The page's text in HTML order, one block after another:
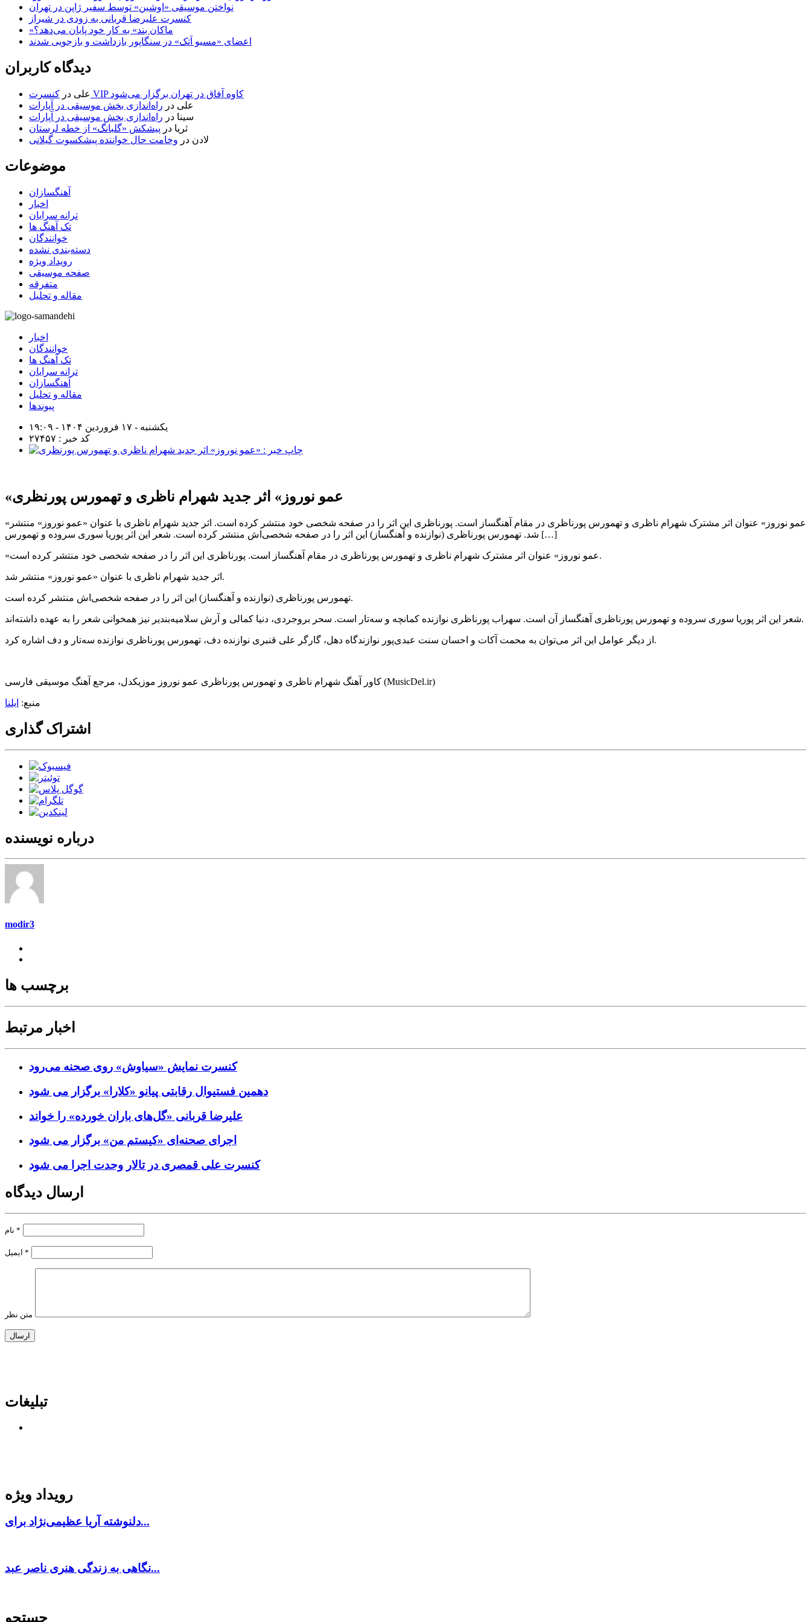
نواختن موسیقی «اوشین» توسط سفیر ژاپن در تهران
کنسرت علیرضا قربانی به زودی در شیراز
«ماکان بند» به کار خود پایان می‌دهد؟
اعضای «مسیو اَتک» در سنگاپور بازداشت و بازجویی شدند
دیدگاه کاربران
علی در
کنسرت VIP کاوه آفاق در تهران برگزار می‌شود
علی در راه‌اندازی بخش موسیقی در آپارات
سینا در راه‌اندازی بخش موسیقی در آپارات
ثریا در پیشکش «گلبانگ» از خطه لرستان
لادن در وخامت حال خواننده پیشکسوت گیلانی
موضوعات
آهنگسازان
اخبار
ترانه سرایان
تک آهنگ ها
خوانندگان
دسته‌بندی نشده
رویداد ویژه
صفحه موسیقی
متفرقه
مقاله و تحلیل
اخبار
خوانندگان
تک آهنگ ها
ترانه سرایان
آهنگسازان
مقاله و تحلیل
پیوندها
یکشنبه - ۱۷ فروردین ۱۴۰۴ - ۱۹:۰۹
کد خبر : ۲۷۴۵۷
«عمو نوروز» اثر جدید شهرام ناظری و تهمورس پورنظری
«عمو نوروز» عنوان اثر مشترک شهرام ناظری و تهمورس پورناظری در مقام آهنگساز است. پورناظری این اثر را در صفحه شخصی خود منتشر کرده است. اثر جدید شهرام ناظری با عنوان «عمو نوروز» منتشر
شد. تهمورس پورناظری (نوازنده و آهنگساز) این اثر را در صفحه شخصی‌اش منتشر کرده است. شعر این اثر پوریا سوری سروده و تهمورس […]
«عمو نوروز» عنوان اثر مشترک شهرام ناظری و تهمورس پورناظری در مقام آهنگساز است. پورناظری این اثر را در صفحه شخصی خود منتشر کرده است.
اثر جدید شهرام ناظری با عنوان «عمو نوروز» منتشر شد.
تهمورس پورناظری (نوازنده و آهنگساز) این اثر را در صفحه شخصی‌اش منتشر کرده است.
شعر این اثر پوریا سوری سروده و تهمورس پورناظری آهنگساز آن است. سهراب پورناظری نوازنده کمانچه و سه‌تار است. سحر بروجردی، دنیا کمالی و آرش سلامیه‌بندیر نیز همخوانی شعر را به عهده داشته‌اند.
از دیگر عوامل این اثر می‌توان به محمت آکات و احسان سنت عبدی‌پور نوازندگاه دهل، گارگر علی قنبری نوازنده دف، تهمورس پورناظری نوازنده سه‌تار و دف اشاره کرد.
کاور آهنگ شهرام ناظری و تهمورس پورناظری عمو نوروز موزیکدل، مرجع آهنگ موسیقی فارسی (MusicDel.ir)
منبع: ایلنا
اشتراک گذاری
درباره نویسنده
modir3
برچسب ها
اخبار مرتبط
کنسرت‌ نمایش «سیاوش» روی صحنه می‌رود
دهمین فستیوال رقابتی پیانو «کلارا» برگزار می شود
علیرضا قربانی «گل‌های باران خورده» را خواند
اجرای صحنه‌ای «کیستم من» برگزار می شود
کنسرت علی قمصری در تالار وحدت اجرا می شود
ارسال دیدگاه
*
*
متن نظر
تبلیغات
رویداد ویژه
دلنوشته آریا عظیمی‌نژاد برای...
نگاهی به زندگی هنری ناصر عبد...
جستجو